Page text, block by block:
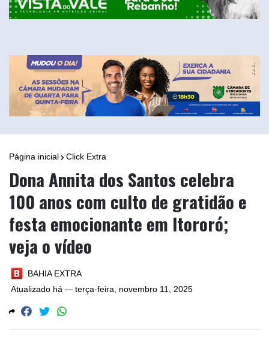
Página inicial Click Extra
Dona Annita dos Santos celebra
100 anos com culto de gratidão e
festa emocionante em Itororó;
veja o vídeo
BAHIA EXTRA
Atualizado há —terça-feira, novembro 11, 2025